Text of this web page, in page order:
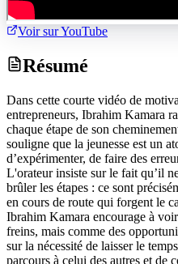
Voir sur YouTube
Résumé
Dans cette courte vidéo de
entrepreneurs, Ibrahim Kamara
chaque étape de son
souligne que la jeunesse est un
d’expérimenter, de faire des
L'orateur insiste sur le fait qu’il
brûler les étapes : ce sont
en cours de route qui forgent le
Ibrahim Kamara encourage à
freins, mais comme des
sur la nécessité de laisser le
parcours à celui des autres et de